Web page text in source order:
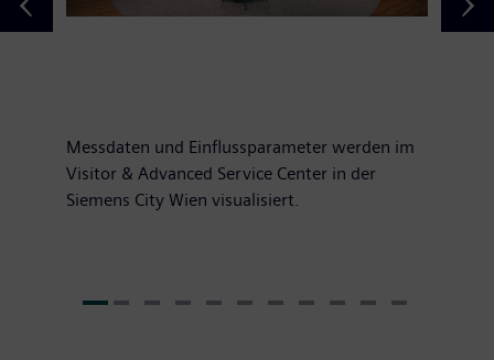
Messdaten und Einflussparameter werden im
Visitor & Advanced Service Center in der
Siemens City Wien visualisiert.